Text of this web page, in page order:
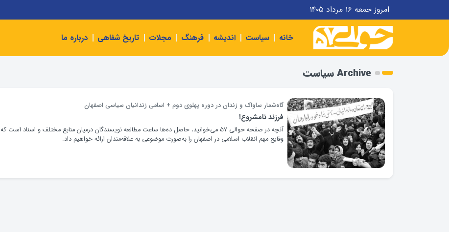
امروز جمعه ۱۶ مرداد ۱۴۰۵
خانه سیاست اندیشه فرهنگ مجلات تاریخ شفاهی درباره ما
Archive سیاست
گاه‌شمار ساواک و زندان در دوره پهلوی دوم + اسامی زندانیان سیاسی اصفهان
فرزند نامشروع!
آنچه در صفحه حوالی 57 می‌خوانید، حاصل ده‌ها ساعت مطالعه نویسندگان درمیان منابع مختلف و اسناد است که
وقایع مهم انقلاب اسلامی در اصفهان را به‌صورت موضوعی به علاقه‌مندان ارائه خواهیم داد.